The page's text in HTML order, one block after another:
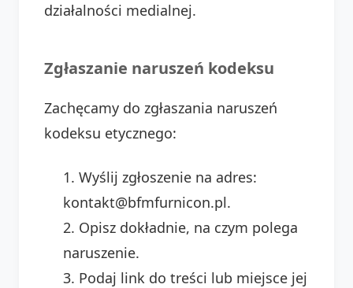
działalności medialnej.
Zgłaszanie naruszeń kodeksu
Zachęcamy do zgłaszania naruszeń
kodeksu etycznego:
Wyślij zgłoszenie na adres:
kontakt@bfmfurnicon.pl.
Opisz dokładnie, na czym polega
naruszenie.
Podaj link do treści lub miejsce jej